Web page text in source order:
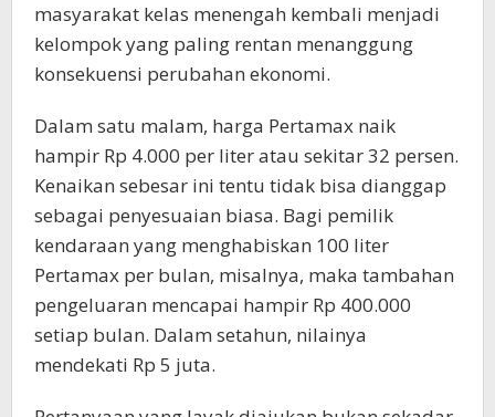
masyarakat kelas menengah kembali menjadi
kelompok yang paling rentan menanggung
konsekuensi perubahan ekonomi.
Dalam satu malam, harga Pertamax naik
hampir Rp 4.000 per liter atau sekitar 32 persen.
Kenaikan sebesar ini tentu tidak bisa dianggap
sebagai penyesuaian biasa. Bagi pemilik
kendaraan yang menghabiskan 100 liter
Pertamax per bulan, misalnya, maka tambahan
pengeluaran mencapai hampir Rp 400.000
setiap bulan. Dalam setahun, nilainya
mendekati Rp 5 juta.